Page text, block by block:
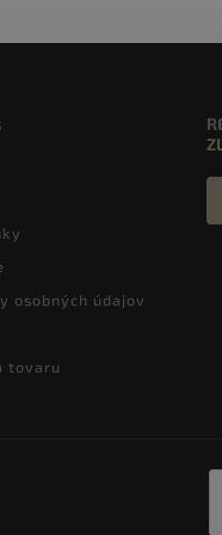
osobných údajov
tovaru